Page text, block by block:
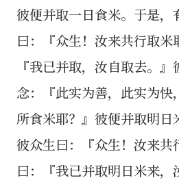
彼便并取一日食米。于是，
曰：『众生！汝来共行取米
『我已并取，汝自取去。
念：『此实为善，此实为快
所食米耶？』彼便并取明日
彼众生曰：『众生！汝来共
曰：『我已并取明日米来，